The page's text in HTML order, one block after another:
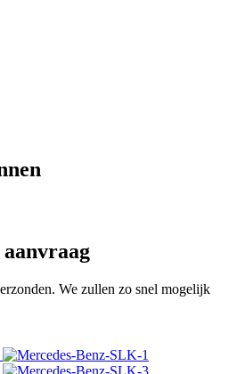
We zullen zo snel mogelijk